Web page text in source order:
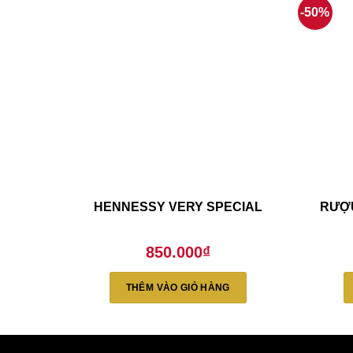
HENNESSY VERY SPECIAL
850.000₫
THÊM VÀO GIỎ HÀNG
-50%